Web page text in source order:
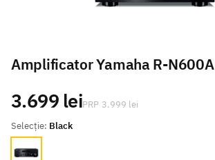
Amplificator Yamaha R-N600A
Selecție: Black
Black
3.699 lei 3.999 lei